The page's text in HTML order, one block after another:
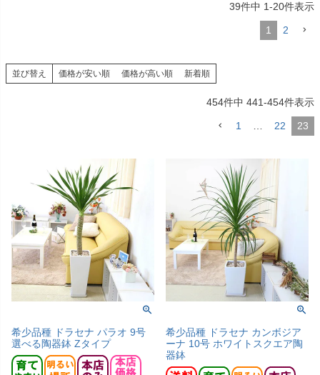
39件中 1-20件表示
1 2
並び替え 価格が安い順 価格が高い順 新着順
454件中 441-454件表示
1 22 23
希少品種 ドラセナ パラオ 9号
選べる陶器鉢 Zタイプ
希少品種 ドラセナ カンボジア
ーナ 10号 ホワイトスクエア陶
器鉢